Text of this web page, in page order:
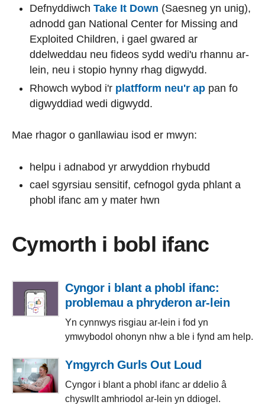
Defnyddiwch Take It Down (Saesneg yn unig),
adnodd gan National Center for Missing and
Exploited Children, i gael gwared ar
ddelweddau neu fideos sydd wedi'u rhannu ar-
lein, neu i stopio hynny rhag digwydd.
Rhowch wybod i'r platfform neu'r ap pan fo
digwyddiad wedi digwydd.
Mae rhagor o ganllawiau isod er mwyn:
helpu i adnabod yr arwyddion rhybudd
cael sgyrsiau sensitif, cefnogol gyda phlant a
phobl ifanc am y mater hwn
Cymorth i bobl ifanc
Cyngor i blant a phobl ifanc:
problemau a phryderon ar-lein
Yn cynnwys risgiau ar-lein i fod yn
ymwybodol ohonyn nhw a ble i fynd am help.
Ymgyrch Gurls Out Loud
Cyngor i blant a phobl ifanc ar ddelio â
chyswllt amhriodol ar-lein yn ddiogel.